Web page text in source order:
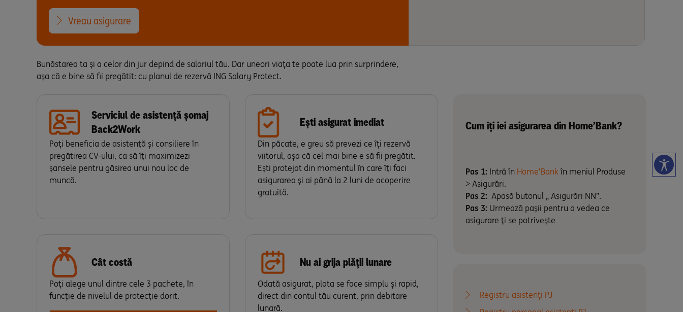
Vreau asigurare
Bunăstarea ta și a celor din jur depind de salariul tău. Dar uneori viața te poate lua prin surprindere,
așa că e bine să fii pregătit: cu planul de rezervă ING Salary Protect.
Serviciul de asistență șomaj
Back2Work
Poți beneficia de asistență și consiliere în
pregătirea CV-ului, ca să îți maximizezi
șansele pentru găsirea unui nou loc de
muncă.
Ești asigurat imediat
Din păcate, e greu să prevezi ce îți rezervă
viitorul, așa că cel mai bine e să fii pregătit.
Ești protejat din momentul în care îți faci
asigurarea și ai până la 2 luni de acoperire
gratuită.
Cât costă
Poți alege unul dintre cele 3 pachete, în
funcție de nivelul de protecție dorit.
Nu ai grija plății lunare
Odată asigurat, plata se face simplu și rapid,
direct din contul tău curent, prin debitare
lunară.
Cum îți iei asigurarea din Home’Bank?
Pas 1: Intră în Home’Bank în meniul Produse
> Asigurări.
Pas 2: Apasă butonul „ Asigurări NN”.
Pas 3: Urmează pașii pentru a vedea ce
asigurare ți se potrivește
Registru asistenți PJ